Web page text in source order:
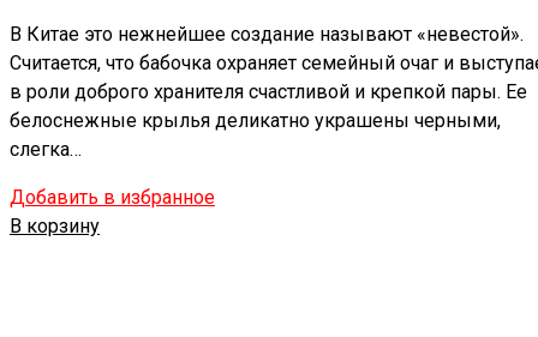
В Китае это нежнейшее создание называют «невестой».
Считается, что бабочка охраняет семейный очаг и
в роли доброго хранителя счастливой и крепкой пары. Ее
белоснежные крылья деликатно украшены черными,
слегка…
Добавить в избранное
В корзину